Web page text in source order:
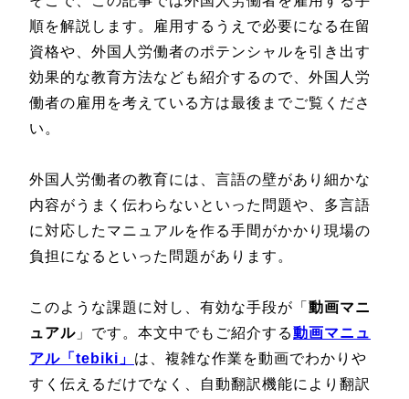
順を解説します。雇用するうえで必要になる在留
資格や、外国人労働者のポテンシャルを引き出す
効果的な教育方法なども紹介するので、外国人労
働者の雇用を考えている方は最後までご覧くださ
い。
外国人労働者の教育には、言語の壁があり細かな
内容がうまく伝わらないといった問題や、多言語
に対応したマニュアルを作る手間がかかり現場の
負担になるといった問題があります。
このような課題に対し、有効な手段が「 動画マニ
ュアル 」です。本文中でもご紹介する動画マニュ
アル「tebiki」 は、複雑な作業を動画でわかりや
すく伝えるだけでなく、自動翻訳機能により翻訳